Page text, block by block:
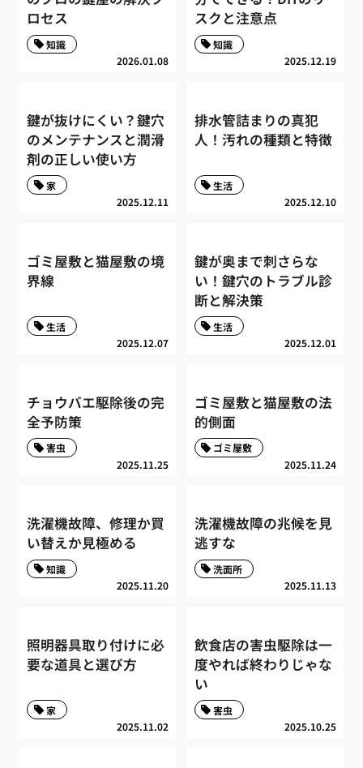
ロセス
2026.01.08
知識
スクと注意点
2025.12.19
知識
鍵が抜けにくい？鍵穴
のメンテナンスと潤滑
剤の正しい使い方
2025.12.11
家
排水管詰まりの真犯
人！汚れの種類と特徴
2025.12.10
生活
ゴミ屋敷と猫屋敷の境
界線
2025.12.07
生活
鍵が奥まで刺さらな
い！鍵穴のトラブル診
断と解決策
2025.12.01
生活
チョウバエ駆除後の完
全予防策
2025.11.25
害虫
ゴミ屋敷と猫屋敷の法
的側面
2025.11.24
ゴミ屋敷
洗濯機故障、修理か買
い替えか見極める
2025.11.20
知識
洗濯機故障の兆候を見
逃すな
2025.11.13
洗面所
照明器具取り付けに必
要な道具と選び方
2025.11.02
家
飲食店の害虫駆除は一
度やれば終わりじゃな
い
2025.10.25
害虫